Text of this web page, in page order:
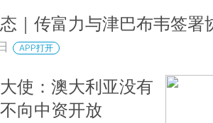
｜传富力与津巴布韦签署
APP打开
使：澳大利亚没有
向中资开放